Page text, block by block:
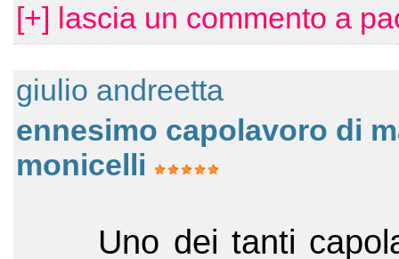
[+] lascia un commento a
giulio andreetta
ennesimo capolavoro di
monicelli